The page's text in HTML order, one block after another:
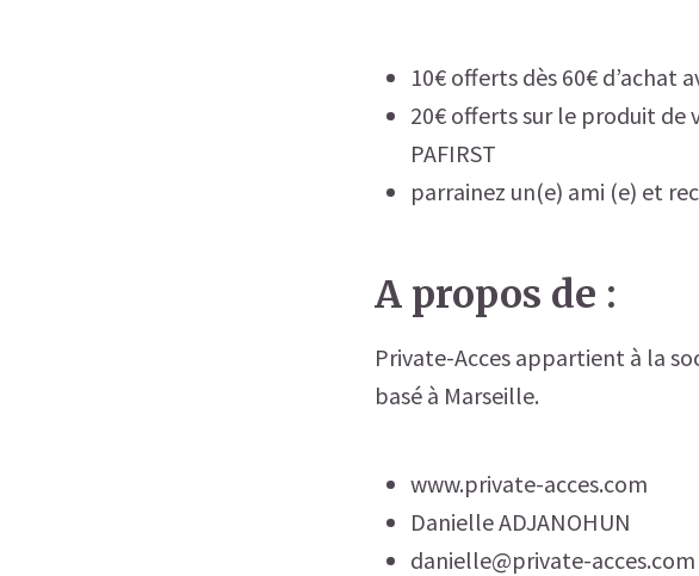
10€ offerts dès 60€ d’achat
20€ offerts sur le produit de
PAFIRST
parrainez un(e) ami (e) et
A propos de :
Private-Acces appartient à la
basé à Marseille.
www.private-acces.com
Danielle ADJANOHUN
danielle@private-acces.com